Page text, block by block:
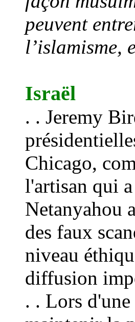
peuvent
l’islamisme,
Israël
. . Jeremy
Chicago,
l'artisan qui
Netanyahou
des faux
niveau
diffusion
. . Lors d'une